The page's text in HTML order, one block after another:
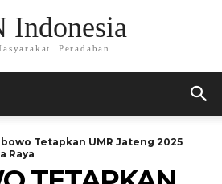
Indonesia
Peradaban.
Tetapkan UMR Jateng 2025
Raya